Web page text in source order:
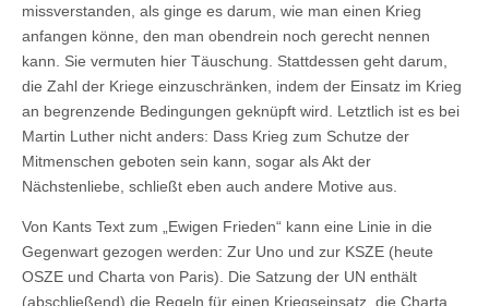
missverstanden, als ginge es darum, wie man einen Krieg
anfangen könne, den man obendrein noch gerecht nennen
kann. Sie vermuten hier Täuschung. Stattdessen geht darum,
die Zahl der Kriege einzuschränken, indem der Einsatz im Krieg
an begrenzende Bedingungen geknüpft wird. Letztlich ist es bei
Martin Luther nicht anders: Dass Krieg zum Schutze der
Mitmenschen geboten sein kann, sogar als Akt der
Nächstenliebe, schließt eben auch andere Motive aus.
Von Kants Text zum „Ewigen Frieden“ kann eine Linie in die
Gegenwart gezogen werden: Zur Uno und zur KSZE (heute
OSZE und Charta von Paris). Die Satzung der UN enthält
(abschließend) die Regeln für einen Kriegseinsatz, die Charta